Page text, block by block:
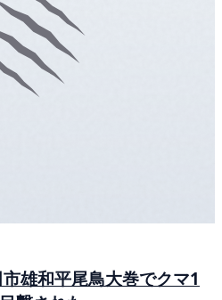
雄和平尾鳥大巻でクマ1